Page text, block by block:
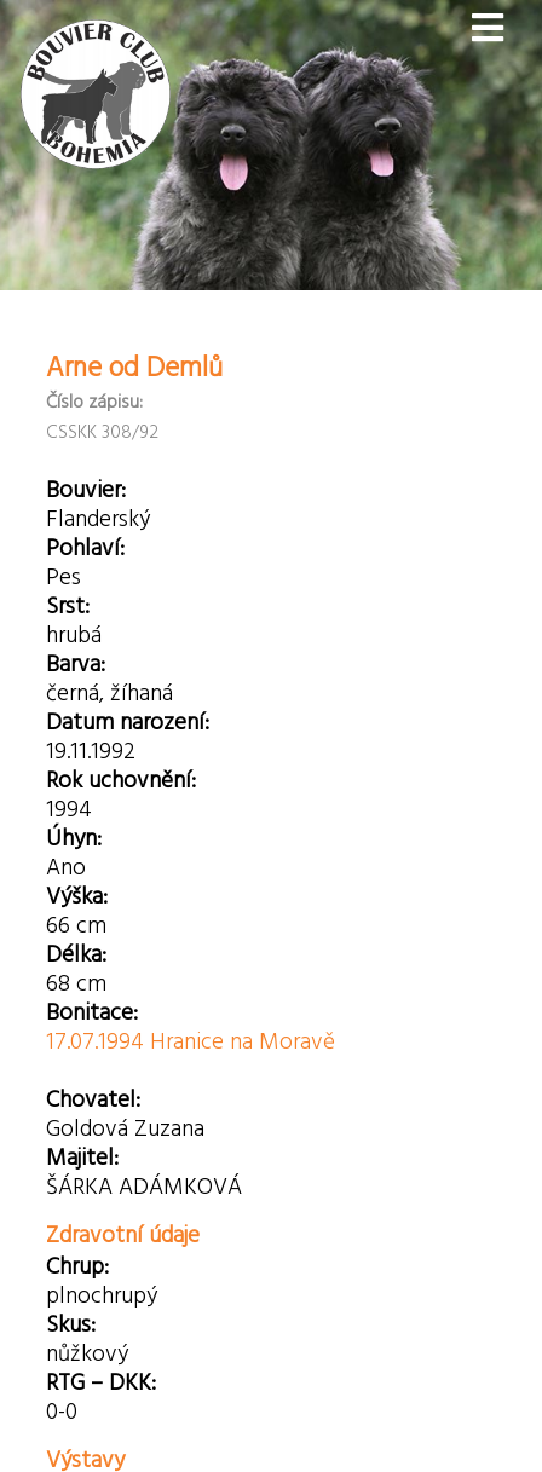
Arne od Demlů
Číslo zápisu:
CSSKK 308/92
Bouvier:
Flanderský
Pohlaví:
Pes
Srst:
hrubá
Barva:
černá, žíhaná
Datum narození:
19.11.1992
Rok uchovnění:
1994
Úhyn:
Ano
Výška:
66 cm
Délka:
68 cm
Bonitace:
17.07.1994 Hranice na Moravě
Chovatel:
Goldová Zuzana
Majitel:
ŠÁRKA ADÁMKOVÁ
Zdravotní údaje
Chrup:
plnochrupý
Skus:
nůžkový
RTG – DKK:
0-0
Výstavy